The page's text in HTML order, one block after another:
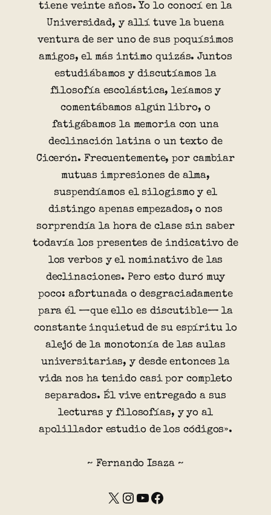
tiene veinte años. Yo lo conocí en la
Universidad, y allí tuve la buena
ventura de ser uno de sus poquísimos
amigos, el más intimo quizás. Juntos
estudiábamos y discutíamos la
filosofía escolástica, leíamos y
comentábamos algún libro, o
fatigábamos la memoria con una
declinación latina o un texto de
Cicerón. Frecuentemente, por cambiar
mutuas impresiones de alma,
suspendíamos el silogismo y el
distingo apenas empezados, o nos
sorprendía la hora de clase sin saber
todavía los presentes de indicativo de
los verbos y el nominativo de las
declinaciones. Pero esto duró muy
poco: afortunada o desgraciadamente
para él —que ello es discutible— la
constante inquietud de su espíritu lo
alejó de la monotonía de las aulas
universitarias, y desde entonces la
vida nos ha tenido casi por completo
separados. Él vive entregado a sus
lecturas y filosofías, y yo al
apolillador estudio de los códigos».
~ Fernando Isaza ~
X Instagram YouTube Facebook